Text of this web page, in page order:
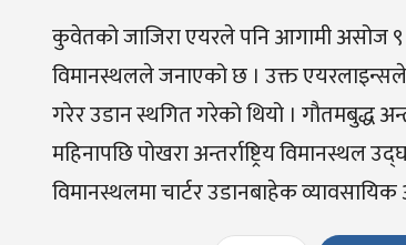
कुवेतको जाजिरा एयरले पनि आगामी असोज ९
विमानस्थलले जनाएको छ । उक्त एयरलाइन्सले
गरेर उडान स्थगित गरेको थियो । गौतमबुद्ध
महिनापछि पोखरा अन्तर्राष्ट्रिय विमानस्थल
विमानस्थलमा चार्टर उडानबाहेक व्यावसायिक